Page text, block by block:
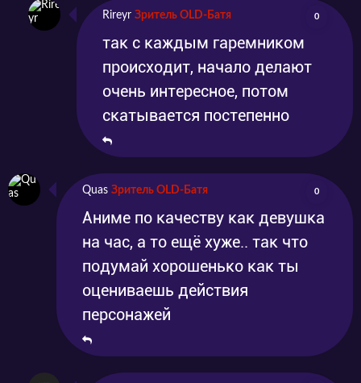
Rireyr Зритель OLD-Батя 0
так с каждым гаремником
происходит, начало делают
очень интересное, потом
скатывается постепенно
Quas Зритель OLD-Батя 0
Аниме по качеству как девушка
на час, а то ещё хуже.. так что
подумай хорошенько как ты
оцениваешь действия
персонажей